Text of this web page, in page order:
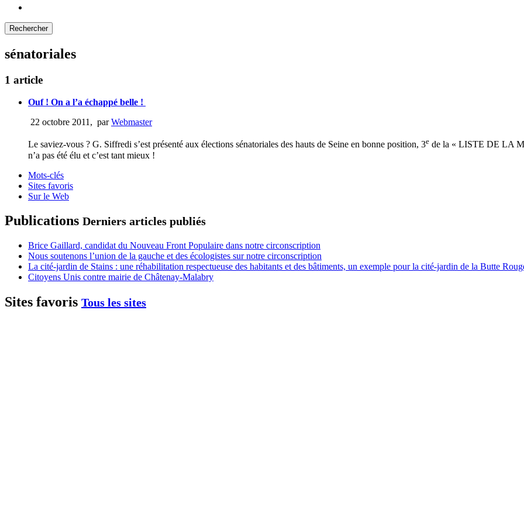
sénatoriales
1 article
Ouf ! On a l’a échappé belle !
22 octobre 2011 , parWebmaster
Le saviez-vous ? G. Siffredi s’est présenté aux élections sénatoriales des hauts de Seine en bonne position, 3e de la « LISTE DE LA
n’a pas été élu et c’est tant mieux !
Mots-clés
Sites favoris
Sur le Web
Publications Derniers articles publiés
Brice Gaillard, candidat du Nouveau Front Populaire dans notre circonscription
Nous soutenons l’union de la gauche et des écologistes sur notre circonscription
La cité-jardin de Stains : une réhabilitation respectueuse des habitants et des bâtiments, un exemple pour la cité-jardin de la Butte
Citoyens Unis contre mairie de Châtenay-Malabry
Sites favoris Tous les sites